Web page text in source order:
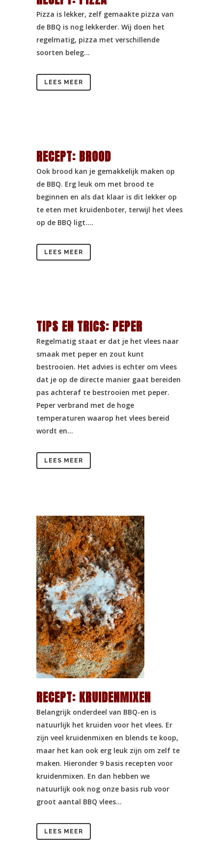
Pizza is lekker, zelf gemaakte pizza van
de BBQ is nog lekkerder. Wij doen het
regelmatig, pizza met verschillende
soorten beleg...
LEES MEER
RECEPT: BROOD
Ook brood kan je gemakkelijk maken op
de BBQ. Erg leuk om met brood te
beginnen en als dat klaar is dit lekker op
te eten met kruidenboter, terwijl het vlees
op de BBQ ligt....
LEES MEER
TIPS EN TRICS: PEPER
Regelmatig staat er dat je het vlees naar
smaak met peper en zout kunt
bestrooien. Het advies is echter om vlees
dat je op de directe manier gaat bereiden
pas achteraf te bestrooien met peper.
Peper verbrand met de hoge
temperaturen waarop het vlees bereid
wordt en...
LEES MEER
RECEPT: KRUIDENMIXEN
Belangrijk onderdeel van BBQ-en is
natuurlijk het kruiden voor het vlees. Er
zijn veel kruidenmixen en blends te koop,
maar het kan ook erg leuk zijn om zelf te
maken. Hieronder 9 basis recepten voor
kruidenmixen. En dan hebben we
natuurlijk ook nog onze basis rub voor
groot aantal BBQ vlees...
LEES MEER